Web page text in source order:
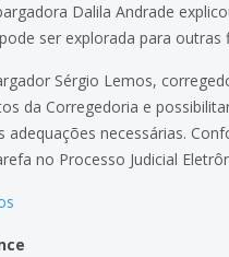
Dalila Andrade
ser explorada para outras
Sérgio Lemos,
da Corregedoria e
adequações necessárias.
no Processo Judicial